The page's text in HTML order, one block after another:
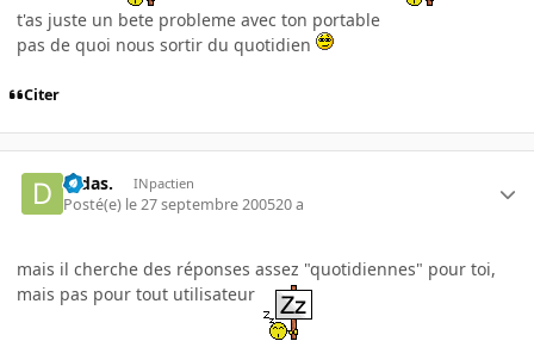
t'as juste un bete probleme avec ton portable
pas de quoi nous sortir du quotidien
Citer
Didas. INpactien
Posté(e) le 27 septembre 200520 a
mais il cherche des réponses assez "quotidiennes" pour toi,
mais pas pour tout utilisateur